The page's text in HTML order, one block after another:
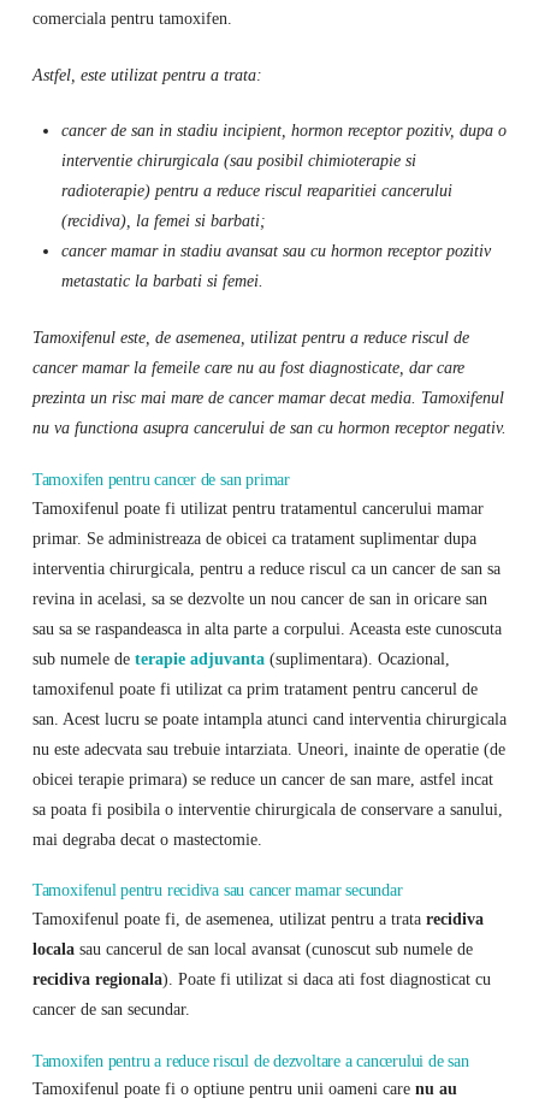
comerciala pentru tamoxifen.
Astfel, este utilizat pentru a trata:
cancer de san in stadiu incipient, hormon receptor pozitiv, dupa o
interventie chirurgicala (sau posibil chimioterapie si
radioterapie) pentru a reduce riscul reaparitiei cancerului
(recidiva), la femei si barbati;
cancer mamar in stadiu avansat sau cu hormon receptor pozitiv
metastatic la barbati si femei.
Tamoxifenul este, de asemenea, utilizat pentru a reduce riscul de
cancer mamar la femeile care nu au fost diagnosticate, dar care
prezinta un risc mai mare de cancer mamar decat media. Tamoxifenul
nu va functiona asupra cancerului de san cu hormon receptor negativ.
Tamoxifen pentru cancer de san primar
Tamoxifenul poate fi utilizat pentru tratamentul cancerului mamar
primar. Se administreaza de obicei ca tratament suplimentar dupa
interventia chirurgicala, pentru a reduce riscul ca un cancer de san sa
revina in acelasi, sa se dezvolte un nou cancer de san in oricare san
sau sa se raspandeasca in alta parte a corpului. Aceasta este cunoscuta
sub numele de terapie adjuvanta(suplimentara). Ocazional,
tamoxifenul poate fi utilizat ca prim tratament pentru cancerul de
san. Acest lucru se poate intampla atunci cand interventia chirurgicala
nu este adecvata sau trebuie intarziata. Uneori, inainte de operatie (de
obicei terapie primara) se reduce un cancer de san mare, astfel incat
sa poata fi posibila o interventie chirurgicala de conservare a sanului,
mai degraba decat o mastectomie.
Tamoxifenul pentru recidiva sau cancer mamar secundar
Tamoxifenul poate fi, de asemenea, utilizat pentru a trata recidiva
localasau cancerul de san local avansat (cunoscut sub numele de
recidiva regionala). Poate fi utilizat si daca ati fost diagnosticat cu
cancer de san secundar.
Tamoxifen pentru a reduce riscul de dezvoltare a cancerului de san
Tamoxifenul poate fi o optiune pentru unii oameni care nu au